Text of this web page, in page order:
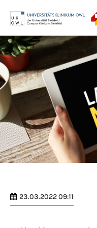
Login
Benutzername
Passwort
Anmelden
23.03.2022 09:11